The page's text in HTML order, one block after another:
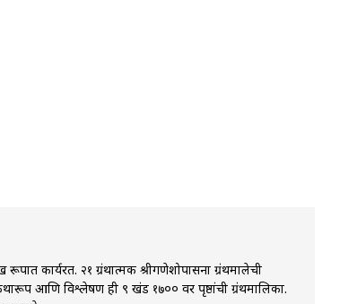
कार्यरत. २१ ग्रंथात्मक श्रीगणेशोपासना ग्रंथमालेची
आणि विश्लेषण ही ९ खंड १७०० वर पृष्ठांची ग्रंथमालिका.